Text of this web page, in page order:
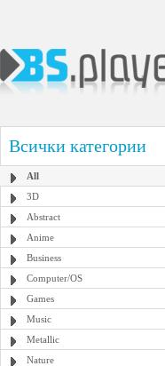
Всички категории
All
3D
Abstract
Anime
Business
Computer/OS
Games
Music
Metallic
Nature